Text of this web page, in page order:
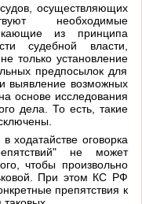
осуществляющих
необходимые
из принципа
судебной власти,
только установление
предпосылок для
выявление возможных
основе исследования
дела. То есть, такие
ходатайстве оговорка
не может
чтобы произвольно
При этом КС РФ
препятствия к